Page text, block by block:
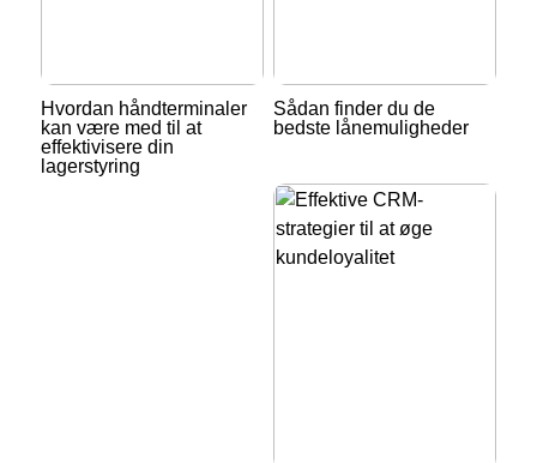
Hvordan håndterminaler
kan være med til at
effektivisere din
lagerstyring
Sådan finder du de
bedste lånemuligheder